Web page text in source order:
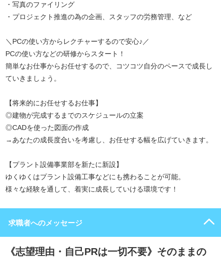
・写真のファイリング
・プロジェクト推進の為の企画、スタッフの労務管理、など
＼PCの使い方からレクチャーするので安心♪／
PCの使い方などの研修からスタート！
簡単なお仕事からお任せするので、コツコツ自分のペースで成長し
ていきましょう。
【将来的にお任せするお仕事】
◎建物が完成するまでのスケジュールの立案
◎CADを使った図面の作成
→あなたの成長度合いを考慮し、お任せする幅を広げていきます。
【プラント設備事業部を新たに新設】
ゆくゆくはプラント設備工事などにも携わることが可能。
様々な経験を通して、着実に成長していける環境です！
求職者へのメッセージ
《志望理由・自己PRは一切不要》そのままの